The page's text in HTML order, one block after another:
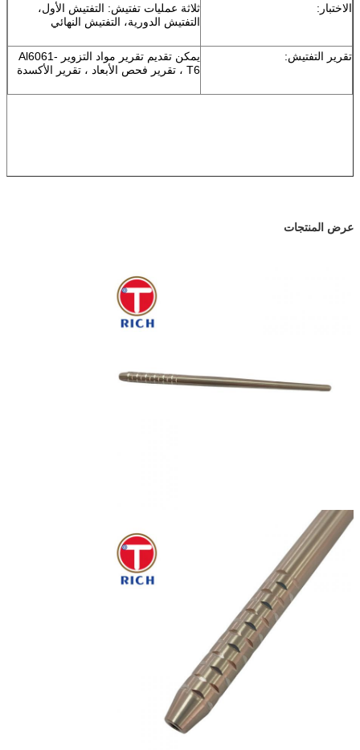
الاختبار:
ثلاثة عمليات تفتيش: التفتيش الأول،
التفتيش الدورية، التفتيش النهائي
تقرير التفتيش:
يمكن تقديم تقرير مواد التزوير Al6061-
T6 ، تقرير فحص الأبعاد ، تقرير الأكسدة
عرض المنتجات